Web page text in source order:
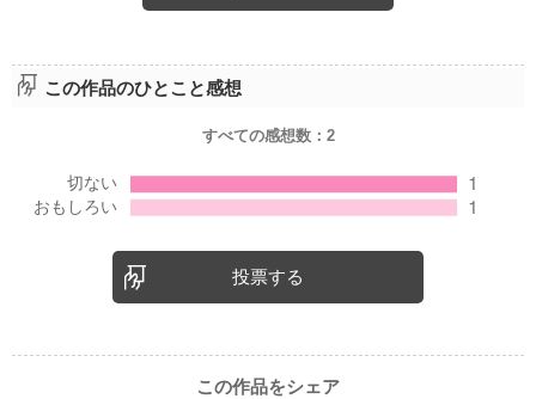
この作品のひとこと感想
すべての感想数： 2
投票する
この作品をシェア